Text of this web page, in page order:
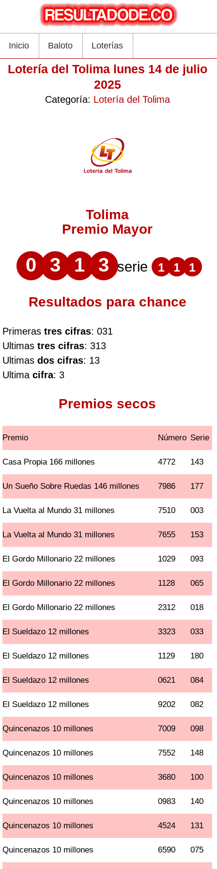
Inicio Baloto Loterías
Lotería del Tolima lunes 14 de julio
2025
Categoría: Lotería del Tolima
Tolima
Premio Mayor
0 3 1 3 serie 1 1 1
Resultados para chance
Primeras tres cifras: 031
Ultimas tres cifras: 313
Ultimas dos cifras: 13
Ultima cifra: 3
Premios secos
Premio Número Serie
Casa Propia 166 millones 4772 143
Un Sueño Sobre Ruedas 146 millones 7986 177
La Vuelta al Mundo 31 millones 7510 003
La Vuelta al Mundo 31 millones 7655 153
El Gordo Millonario 22 millones 1029 093
El Gordo Millonario 22 millones 1128 065
El Gordo Millonario 22 millones 2312 018
El Sueldazo 12 millones 3323 033
El Sueldazo 12 millones 1129 180
El Sueldazo 12 millones 0621 084
El Sueldazo 12 millones 9202 082
Quincenazos 10 millones 7009 098
Quincenazos 10 millones 7552 148
Quincenazos 10 millones 3680 100
Quincenazos 10 millones 0983 140
Quincenazos 10 millones 4524 131
Quincenazos 10 millones 6590 075